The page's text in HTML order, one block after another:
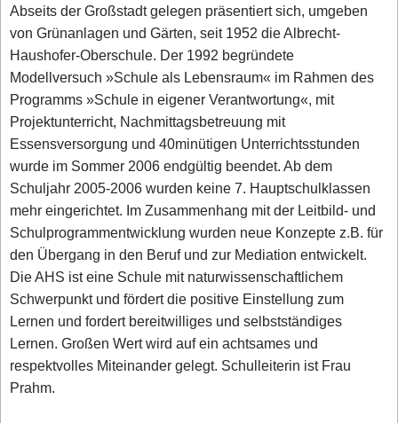
Abseits der Großstadt gelegen präsentiert sich, umgeben
von Grünanlagen und Gärten, seit 1952 die Albrecht-
Haushofer-Oberschule. Der 1992 begründete
Modellversuch »Schule als Lebensraum« im Rahmen des
Programms »Schule in eigener Verantwortung«, mit
Projektunterricht, Nachmittagsbetreuung mit
Essensversorgung und 40minütigen Unterrichtsstunden
wurde im Sommer 2006 endgültig beendet. Ab dem
Schuljahr 2005-2006 wurden keine 7. Hauptschulklassen
mehr eingerichtet. Im Zusammenhang mit der Leitbild- und
Schulprogrammentwicklung wurden neue Konzepte z.B. für
den Übergang in den Beruf und zur Mediation entwickelt.
Die AHS ist eine Schule mit naturwissenschaftlichem
Schwerpunkt und fördert die positive Einstellung zum
Lernen und fordert bereitwilliges und selbstständiges
Lernen. Großen Wert wird auf ein achtsames und
respektvolles Miteinander gelegt. Schulleiterin ist Frau
Prahm.